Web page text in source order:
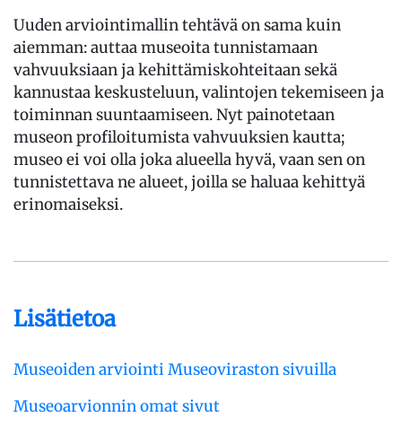
Uuden arviointimallin tehtävä on sama kuin
aiemman: auttaa museoita tunnistamaan
vahvuuksiaan ja kehittämiskohteitaan sekä
kannustaa keskusteluun, valintojen tekemiseen ja
toiminnan suuntaamiseen. Nyt painotetaan
museon profiloitumista vahvuuksien kautta;
museo ei voi olla joka alueella hyvä, vaan sen on
tunnistettava ne alueet, joilla se haluaa kehittyä
erinomaiseksi.
Lisätietoa
Museoiden arviointi Museoviraston sivuilla
Museoarvionnin omat sivut